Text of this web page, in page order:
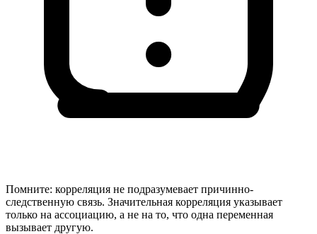
Помните: корреляция не подразумевает причинно-
следственную связь. Значительная корреляция указывает
только на ассоциацию, а не на то, что одна переменная
вызывает другую.